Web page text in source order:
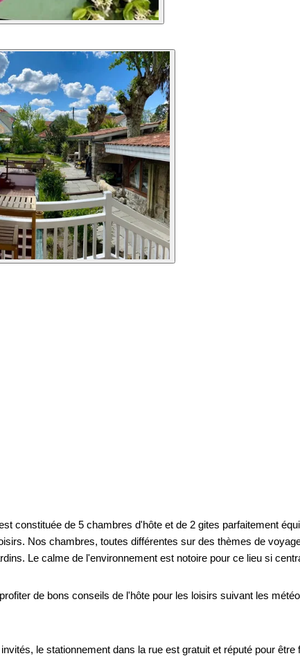
constituée de 5 chambres d'hôte et de 2 gites parfaitement
Nos chambres, toutes différentes sur des thèmes de
Le calme de l'environnement est notoire pour ce lieu si
de bons conseils de l'hôte pour les loisirs suivant les
le stationnement dans la rue est gratuit et réputé pour être